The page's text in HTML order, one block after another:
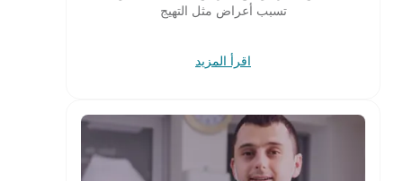
تسبب أعراض مثل التهيج
اقرأ المزيد